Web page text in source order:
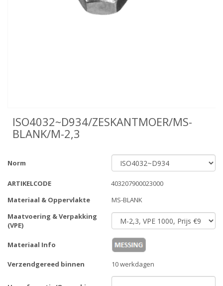
ISO4032~D934/ZESKANTMOER/MS-
BLANK/M-2,3
Norm
ARTIKELCODE
403207900023000
Materiaal & Oppervlakte
MS-BLANK
Maatvoering & Verpakking
(VPE)
Materiaal Info
Verzendgereed binnen 10 werkdagen